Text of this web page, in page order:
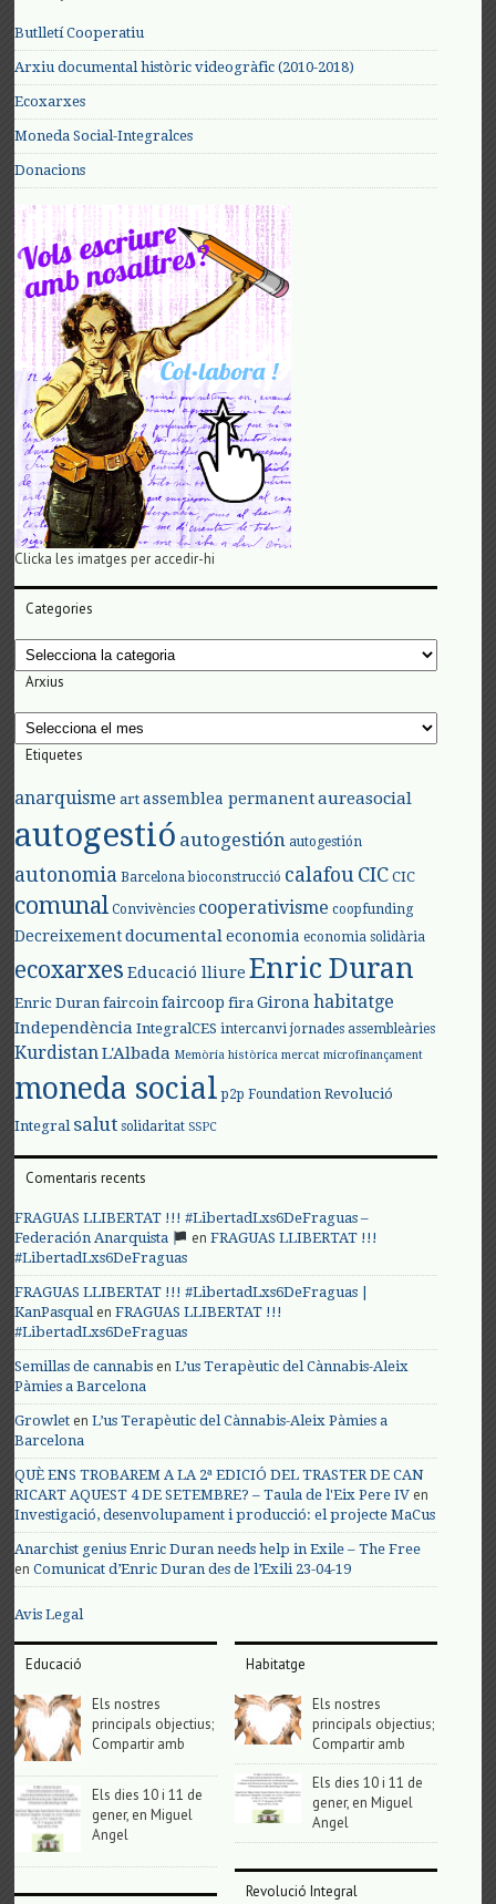
Butlletí Cooperatiu
Arxiu documental històric videogràfic (2010-2018)
Ecoxarxes
Moneda Social-Integralces
Donacions
Clicka les imatges per accedir-hi
Categories
Categories
Arxius
Arxius
Etiquetes
anarquisme art assemblea permanent aureasocial
autogestió autogestión autogestión
autonomia Barcelona bioconstrucció calafouCIC CIC
comunal Convivències cooperativisme coopfunding
Decreixement documental economia economia solidària
ecoxarxes Educació lliure Enric Duran
Enric Duran faircoin faircoop fira Girona habitatge
Independència IntegralCES intercanvi jornades assembleàries
KurdistanL'Albada Memòria històrica mercat microfinançament
moneda social p2p Foundation Revolució
Integral salut solidaritat SSPC
Comentaris recents
FRAGUAS LLIBERTAT !!! #LibertadLxs6DeFraguas –
Federación Anarquista
enFRAGUAS LLIBERTAT !!!
#LibertadLxs6DeFraguas
FRAGUAS LLIBERTAT !!! #LibertadLxs6DeFraguas |
KanPasqualenFRAGUAS LLIBERTAT !!!
#LibertadLxs6DeFraguas
Semillas de cannabis enL’us Terapèutic del Cànnabis-Aleix
Pàmies a Barcelona
Growlet enL’us Terapèutic del Cànnabis-Aleix Pàmies a
Barcelona
QUÈ ENS TROBAREM A LA 2ª EDICIÓ DEL TRASTER DE CAN
RICART AQUEST 4 DE SETEMBRE? – Taula de l'Eix Pere IV en
Investigació, desenvolupament i producció: el projecte MaCus
Anarchist genius Enric Duran needs help in Exile – The Free
enComunicat d’Enric Duran des de l’Exili 23-04-19
Avis Legal
Educació
Els nostres
principals objectius;
Compartir amb
Els dies 10 i 11 de
gener, en Miguel
Angel
Habitatge
Els nostres
principals objectius;
Compartir amb
Els dies 10 i 11 de
gener, en Miguel
Angel
Revolució Integral